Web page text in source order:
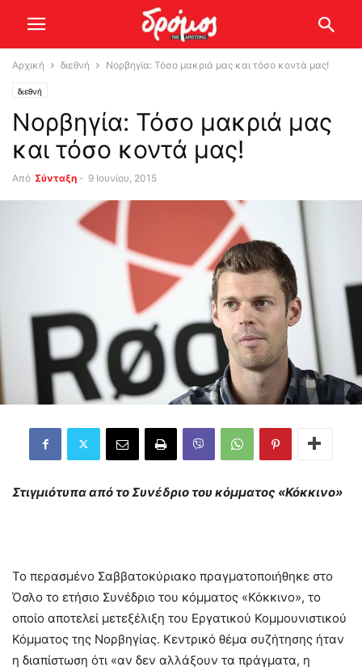
Αρχική διεθνή Νορβηγία: Τόσο μακριά μας και τόσο κοντά μας!
διεθνή
Νορβηγία: Τόσο μακριά μας
και τόσο κοντά μας!
Από Σύνταξη - 9 Ιουνίου, 2015
Στιγμιότυπα από το Συνέδριο του κόμματος «Κόκκινο»
Το περασμένο Σαββατοκύριακο πραγματοποιήθηκε στο
Όσλο το ετήσιο Συνέδριο του κόμματος «Κόκκινο», το
οποίο αποτελεί μετεξέλιξη του Εργατικού Κομμουνιστικού
Κόμματος της Νορβηγίας. Κεντρικό θέμα συζήτησης ήταν
η διαπίστωση ότι «αν δεν αλλάξουν τα πράγματα, η